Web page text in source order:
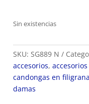
Sin existencias
SKU: SG889 N
accesorios,
candongas en filigrana
damas